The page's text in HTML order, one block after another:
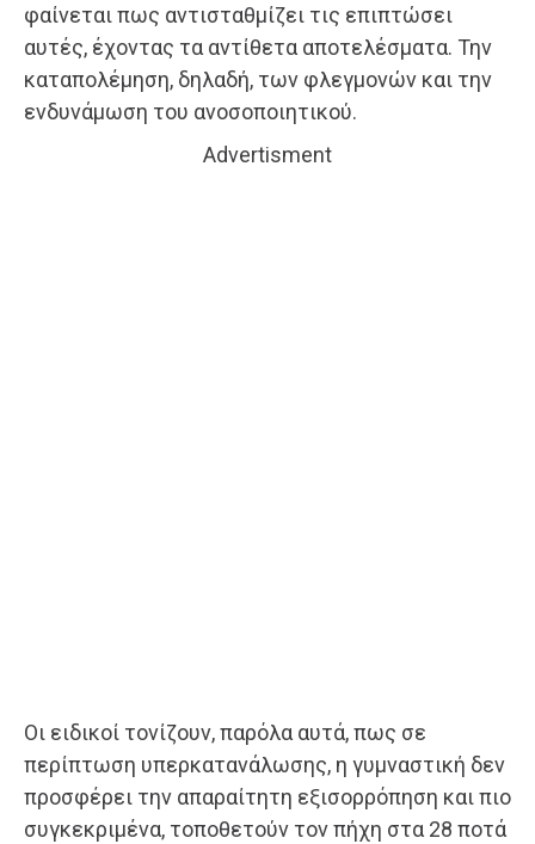
φαίνεται πως αντισταθμίζει τις επιπτώσει
αυτές, έχοντας τα αντίθετα αποτελέσματα. Την
καταπολέμηση, δηλαδή, των φλεγμονών και την
ενδυνάμωση του ανοσοποιητικού.
Advertisment
Οι ειδικοί τονίζουν, παρόλα αυτά, πως σε
περίπτωση υπερκατανάλωσης, η γυμναστική δεν
προσφέρει την απαραίτητη εξισορρόπηση και πιο
συγκεκριμένα, τοποθετούν τον πήχη στα 28 ποτά